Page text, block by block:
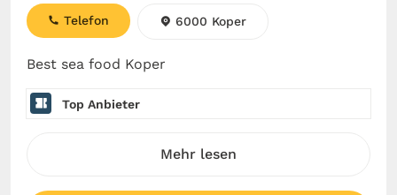
Best sea food Koper
Telefon 6000 Koper
Top Anbieter
Mehr lesen